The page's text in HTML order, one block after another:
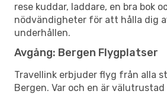
rese kuddar, laddare, en bra bok
nödvändigheter för att hålla dig
underhållen.
Avgång: Bergen Flygplatser
Travellink erbjuder flyg från alla
Bergen. Var och en är välutrustad